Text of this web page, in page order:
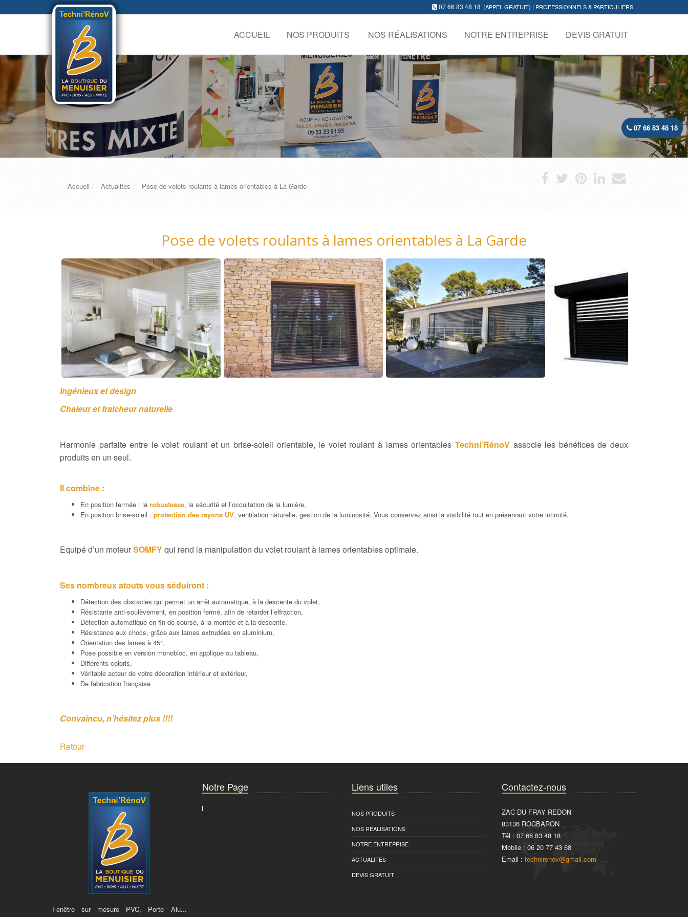
(APPEL GRATUIT) | PROFESSIONNELS & PARTICULIERS
07 66 83 48 18
ACCUEIL NOS PRODUITS NOS RÉALISATIONS NOTRE ENTREPRISE DEVIS GRATUIT
Accueil Actualites Pose de volets roulants à lames orientables à La Garde
Pose de volets roulants à lames orientables à La Garde
Ingénieux et design
Chaleur et fraicheur naturelle
Harmonie parfaite entre le volet roulant et un brise-soleil orientable, le volet roulant à lames orientables Techni’RénoVassocie les bénéfices de deux
produits en un seul.
Il combine :
En position fermée : la robustesse, la sécurité et l’occultation de la lumière,
En position brise-soleil : protection des rayons UV, ventilation naturelle, gestion de la luminosité. Vous conservez ainsi la visibilité tout en préservant votre intimité.
Equipé d’un moteurSOMFYqui rend la manipulation du volet roulant à lames orientables optimale.
Ses nombreux atouts vous séduiront :
Détection des obstacles qui permet un arrêt automatique, à la descente du volet,
Résistante anti-soulèvement, en position fermé, afin de retarder l’effraction,
Détection automatique en fin de course, à la montée et à la descente,
Résistance aux chocs, grâce aux lames extrudées en aluminium,
Orientation des lames à 45°,
Pose possible en version monobloc, en applique ou tableau,
Différents coloris,
Véritable acteur de votre décoration intérieur et extérieur,
De fabrication française
Convaincu, n’hésitez plus !!!!
Retour
Fenêtre sur mesure PVC, Porte Alu...
Notre Page Liens utiles
NOS PRODUITS
NOS RÉALISATIONS
NOTRE ENTREPRISE
ACTUALITÉS
DEVIS GRATUIT
Contactez-nous
ZAC DU FRAY REDON
83136 ROCBARON
Tél : 07 66 83 48 18
Mobile : 06 20 77 43 68
Email : technirenov@gmail.com
07 66 83 48 18